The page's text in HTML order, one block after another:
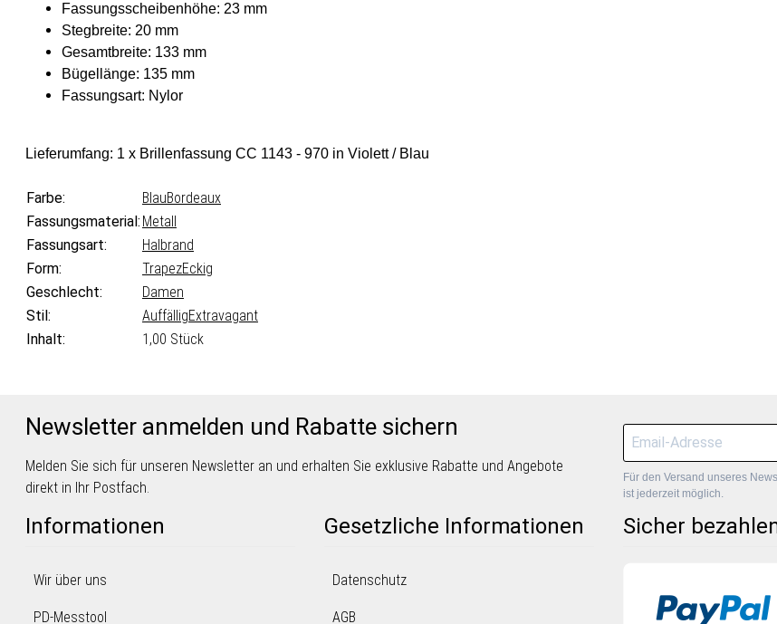
Fassungsscheibenhöhe: 23 mm
Stegbreite: 20 mm
Gesamtbreite: 133 mm
Bügellänge: 135 mm
Fassungsart: Nylor
Lieferumfang: 1 x Brillenfassung CC 1143 - 970 in Violett / Blau
Farbe: BlauBordeaux
Fassungsmaterial: Metall
Fassungsart:
Halbrand
Form:
TrapezEckig
Geschlecht:
Damen
Stil:
AuffälligExtravagant
Inhalt:
1,00 Stück
Newsletter anmelden und Rabatte sichern
Melden Sie sich für unseren Newsletter an und erhalten Sie exklusive Rabatte und Angebote
direkt in Ihr Postfach.
Für den Versand unseres
ist jederzeit möglich.
Informationen
Wir über uns
PD-Messtool
Gesetzliche Informationen
Datenschutz
AGB
Sicher